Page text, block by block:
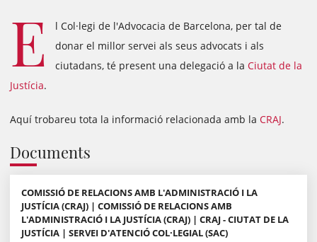
E
l Col·legi de l'Advocacia de Barcelona, per tal de
donar el millor servei als seus advocats i als
ciutadans, té present una delegació a la Ciutat de la
Justícia.
Aquí trobareu tota la informació relacionada amb la CRAJ.
Documents
COMISSIÓ DE RELACIONS AMB L'ADMINISTRACIÓ I LA
JUSTÍCIA (CRAJ) | COMISSIÓ DE RELACIONS AMB
L'ADMINISTRACIÓ I LA JUSTÍCIA (CRAJ) | CRAJ - CIUTAT DE LA
JUSTÍCIA | SERVEI D'ATENCIÓ COL·LEGIAL (SAC)